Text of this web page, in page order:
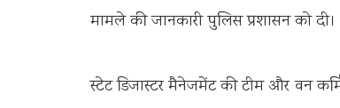
मामले की जानकारी पुलिस प्रशासन को दी।
स्टेट डिजास्टर मैनेजमेंट की टीम और वन